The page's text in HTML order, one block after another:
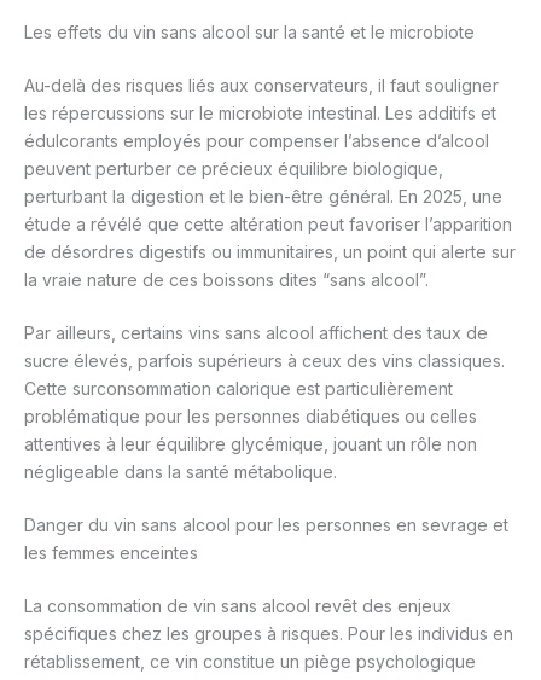
Les effets du vin sans alcool sur la santé et le microbiote
Au-delà des risques liés aux conservateurs, il faut souligner
les répercussions sur le microbiote intestinal. Les additifs et
édulcorants employés pour compenser l’absence d’alcool
peuvent perturber ce précieux équilibre biologique,
perturbant la digestion et le bien-être général. En 2025, une
étude a révélé que cette altération peut favoriser l’apparition
de désordres digestifs ou immunitaires, un point qui alerte sur
la vraie nature de ces boissons dites “sans alcool”.
Par ailleurs, certains vins sans alcool affichent des taux de
sucre élevés, parfois supérieurs à ceux des vins classiques.
Cette surconsommation calorique est particulièrement
problématique pour les personnes diabétiques ou celles
attentives à leur équilibre glycémique, jouant un rôle non
négligeable dans la santé métabolique.
Danger du vin sans alcool pour les personnes en sevrage et
les femmes enceintes
La consommation de vin sans alcool revêt des enjeux
spécifiques chez les groupes à risques. Pour les individus en
rétablissement, ce vin constitue un piège psychologique